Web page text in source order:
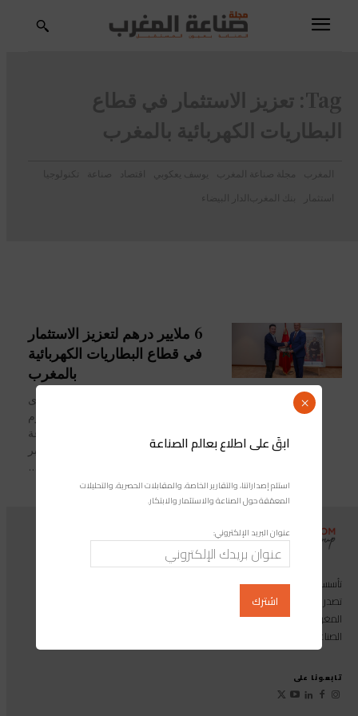
Tag: تعزيز الاستثمار في قطاع
البطاريات الكهربائية بالمغرب
المغرب مجلة صناعة المغرب يوسف يعكوبي اقتصاد صناعة
تكنولوجيا
استثمار
بنك المغرب الدار البيضاء
6 ملايير درهم لتعزيز الاستثمار
في قطاع البطاريات الكهربائية
بالمغرب
استقبل كريم زيدان، الوزير المنتدب لدى
رئيس الحكومة المكلف بالإستثمار، اليوم
الثلاثاء، يانغ شوزان، نائب رئيس مجموعة
BTR New Material Group، التي تعتبر
من...
تصدر المجلة الرائدة المخصصة للصناعة والاستثمار والابتكار: مجلة «صناعة
المغرب»، بالإضافة إلى أول منصة رقمية موجهة لخدمة المهنيين في القطاع
الصناعي.
تابعونا على
ابقَ على اطلاع بعالم الصناعة
استلم إصداراتنا، والتقارير الخاصة، والمقابلات الحصرية، والتحليلات
المعمّقة حول الصناعة والاستثمار والابتكار.
عنوان البريد الإلكتروني:
×